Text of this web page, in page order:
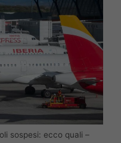
sospesi: ecco quali –